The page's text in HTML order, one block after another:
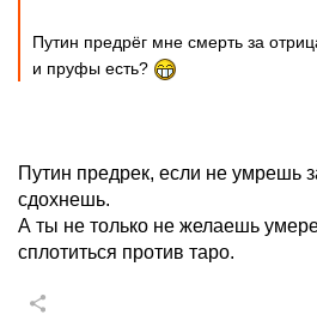
Путин предрёг мне смерть за
и пруфы есть?
Путин предрек, если не умрешь
сдохнешь.
А ты не только не желаешь
сплотиться против таро.